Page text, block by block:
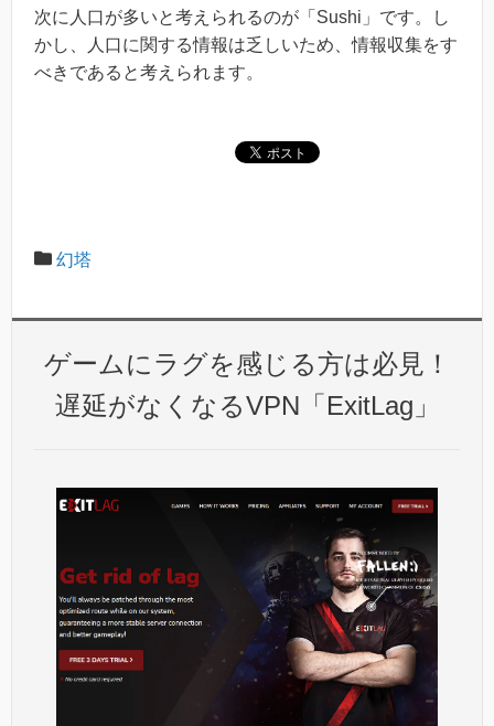
次に人口が多いと考えられるのが「Sushi」です。し
かし、人口に関する情報は乏しいため、情報収集をす
べきであると考えられます。
幻塔
ゲームにラグを感じる方は必見！
遅延がなくなるVPN「ExitLag」